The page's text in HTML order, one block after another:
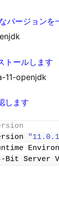
バージョンを
トールします
11-openjdk
します
-Bit Server